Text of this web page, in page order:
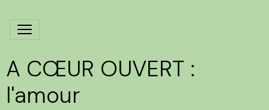
A CŒUR OUVERT :
l'amour